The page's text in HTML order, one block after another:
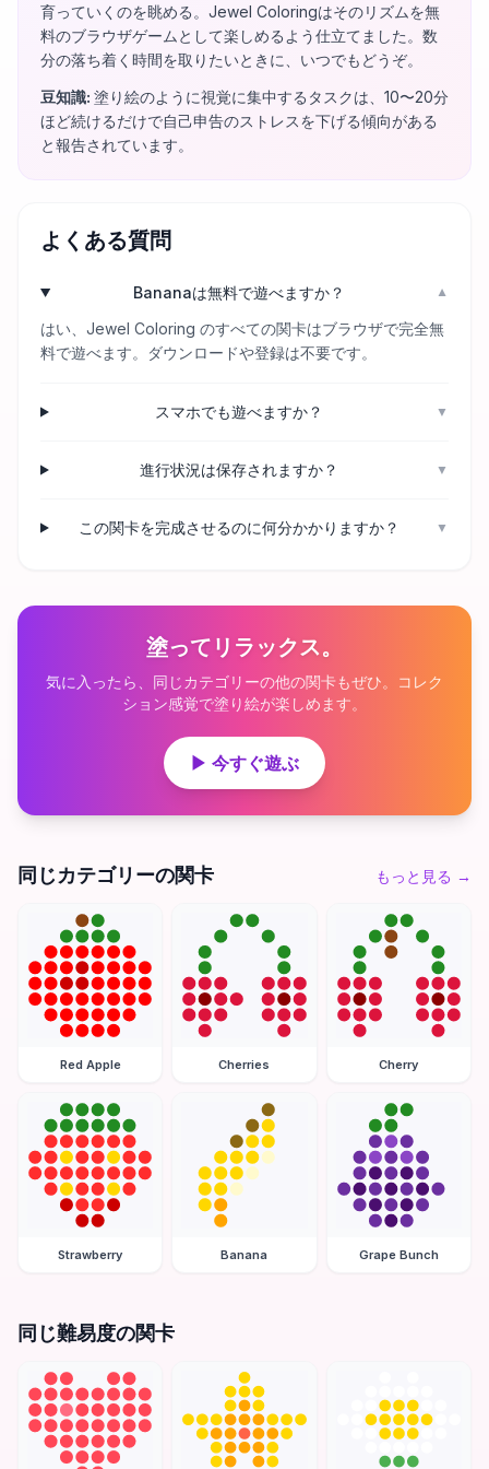
育っていくのを眺める。Jewel Coloringはそのリズムを無
料のブラウザゲームとして楽しめるよう仕立てました。数
分の落ち着く時間を取りたいときに、いつでもどうぞ。
豆知識: 塗り絵のように視覚に集中するタスクは、10〜20分
ほど続けるだけで自己申告のストレスを下げる傾向がある
と報告されています。
よくある質問
Bananaは無料で遊べますか？ ▼
はい、Jewel Coloring のすべての関卡はブラウザで完全無
料で遊べます。ダウンロードや登録は不要です。
スマホでも遊べますか？ ▼
進行状況は保存されますか？ ▼
この関卡を完成させるのに何分かかりますか？ ▼
塗ってリラックス。
気に入ったら、同じカテゴリーの他の関卡もぜひ。コレク
ション感覚で塗り絵が楽しめます。
▶ 今すぐ遊ぶ
同じカテゴリーの関卡 もっと見る →
Red Apple Cherries Cherry
Strawberry Banana Grape Bunch
同じ難易度の関卡